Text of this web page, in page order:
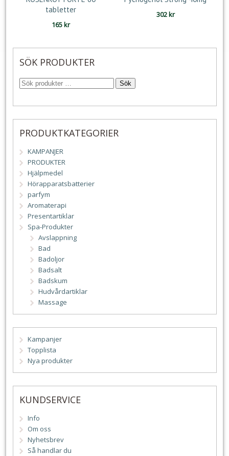
tabletter
165 kr
302 kr
SÖK PRODUKTER
Sök
PRODUKTKATEGORIER
KAMPANJER
PRODUKTER
Hjälpmedel
Hörapparatsbatterier
parfym
Aromaterapi
Presentartiklar
Spa-Produkter
Avslappning
Bad
Badoljor
Badsalt
Badskum
Hudvårdartiklar
Massage
Kampanjer
Topplista
Nya produkter
KUNDSERVICE
Info
Om oss
Nyhetsbrev
Så handlar du